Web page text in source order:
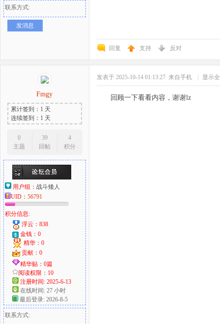
联系方式:
发消息
回复 支持 反对
Fmgy
累计签到：1 天
连续签到：1 天
0
主题
39
回帖
4
积分
用户组： 战斗矮人
UID： 56791
积分信息:
浮云：838
金钱：0
精华：0
贡献：0
精华贴：0篇
阅读权限：10
注册时间: 2025-6-13
在线时间: 27 小时
最后登录: 2026-8-5
联系方式:
发表于 2025-10-14 01:13:27 来自手机 显示
回顾一下看看内容，谢谢lz